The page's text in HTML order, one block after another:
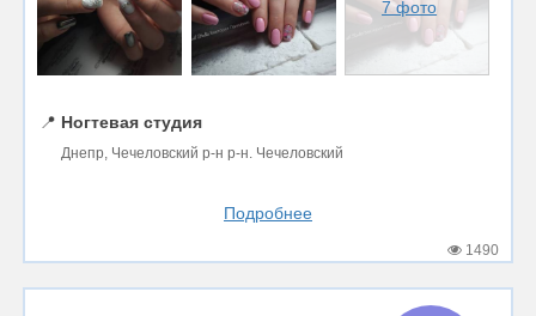
7 фото
📍 Ногтевая студия
Днепр, Чечеловский р-н р-н. Чечеловский
Подробнее
1490